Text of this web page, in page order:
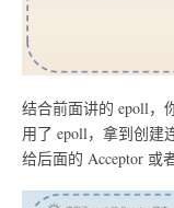
结合前面讲的 epoll，
用了 epoll，拿到创建
给后面的 Acceptor 或